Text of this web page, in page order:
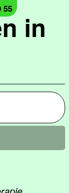
in
55